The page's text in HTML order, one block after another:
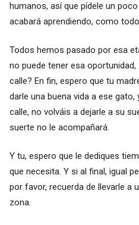
humanos, así que pídele un
acabará aprendiendo, como
Todos hemos pasado por esa
no puede tener esa
calle? En fin, espero que tu
darle una buena vida a ese
calle, no volváis a dejarle a su
suerte no le acompañará.
Y tu, espero que le dediques
que necesita. Y si al final, igual
por favor, recuerda de llevarle a
zona.